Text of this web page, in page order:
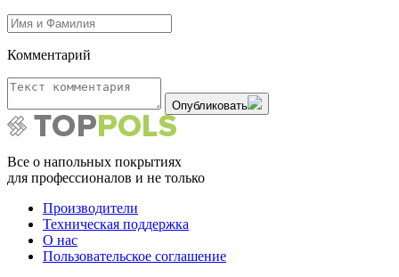
Комментарий
Опубликовать
Все о напольных покрытиях
для профессионалов и не только
Производители
Техническая поддержка
О нас
Пользовательское соглашение